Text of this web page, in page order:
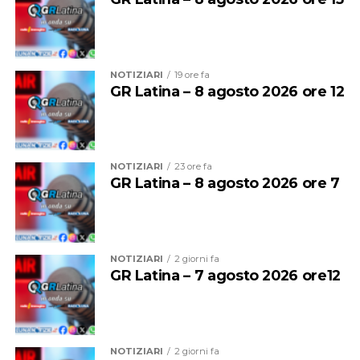
Per entrambe le giornate sarà quindi vietato
campeggiare e accendere fuochi o falò
spiagge del litorale comunale.
Sono inoltre vietate la vendita e la somministrazione di
bevande alcoliche nei pubblici esercizi, compresi gli
stabilimenti balneari, dalle
Prevista anche una stretta sulla musica: dalle
NOTIZIARI 19 ore fa
GR Latina – 8 agosto 2026 ore 12
NOTIZIARI 23 ore fa
GR Latina – 8 agosto 2026 ore 7
NOTIZIARI 2 giorni fa
GR Latina – 7 agosto 2026 ore12
NOTIZIARI 2 giorni fa